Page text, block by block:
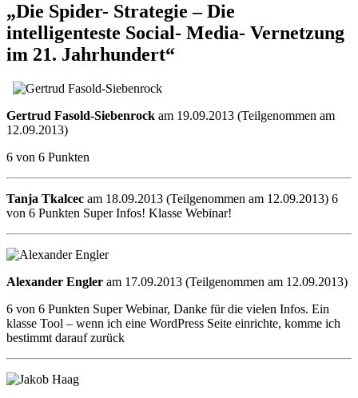
„Die Spider- Strategie – Die
intelligenteste Social- Media- Vernetzung
im 21. Jahrhundert“
Gertrud Fasold-Siebenrock am 19.09.2013 (Teilgenommen am
12.09.2013)
6 von 6 Punkten
Tanja Tkalcec am 18.09.2013 (Teilgenommen am 12.09.2013) 6
von 6 Punkten Super Infos! Klasse Webinar!
Alexander Engler am 17.09.2013 (Teilgenommen am 12.09.2013)
6 von 6 Punkten Super Webinar, Danke für die vielen Infos. Ein
klasse Tool – wenn ich eine WordPress Seite einrichte, komme ich
bestimmt darauf zurück